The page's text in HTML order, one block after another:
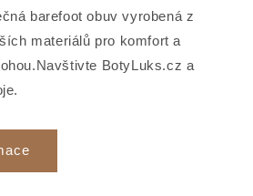
barefoot obuv vyrobená z
materiálů pro komfort a
BotyLuks.cz a